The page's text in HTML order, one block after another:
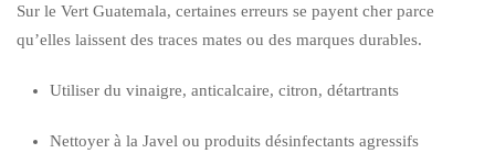
Sur le Vert Guatemala, certaines erreurs se payent cher parce
qu’elles laissent des traces mates ou des marques durables.
Utiliser du vinaigre, anticalcaire, citron, détartrants
Nettoyer à la Javel ou produits désinfectants agressifs